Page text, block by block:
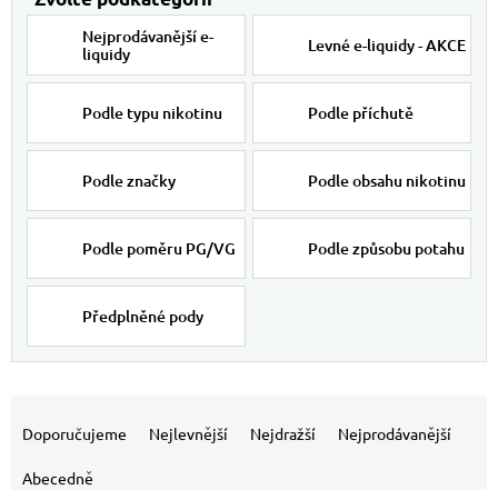
Nejprodávanější e-
liquidy
Levné e-liquidy - AKCE
Podle typu nikotinu Podle příchutě
Podle značky Podle obsahu nikotinu
Podle poměru PG/VG Podle způsobu potahu
Předplněné pody
Doporučujeme Nejlevnější Nejdražší Nejprodávanější
Abecedně